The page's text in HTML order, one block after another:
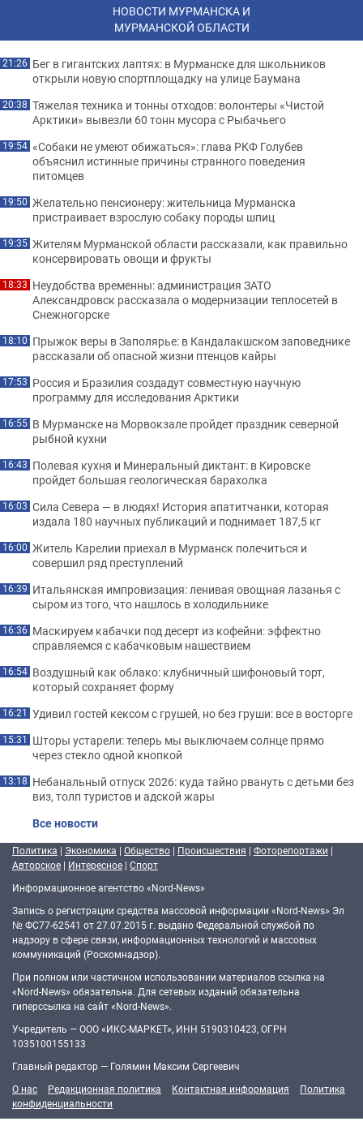
НОВОСТИ МУРМАНСКА И
МУРМАНСКОЙ ОБЛАСТИ
21:26 Бег в гигантских лаптях: в Мурманске для школьников
открыли новую спортплощадку на улице Баумана
20:38 Тяжелая техника и тонны отходов: волонтеры «Чистой
Арктики» вывезли 60 тонн мусора с Рыбачьего
19:54 «Собаки не умеют обижаться»: глава РКФ Голубев
объяснил истинные причины странного поведения
питомцев
19:50 Желательно пенсионеру: жительница Мурманска
пристраивает взрослую собаку породы шпиц
19:35 Жителям Мурманской области рассказали, как правильно
консервировать овощи и фрукты
18:33 Неудобства временны: администрация ЗАТО
Александровск рассказала о модернизации теплосетей в
Снежногорске
18:10 Прыжок веры в Заполярье: в Кандалакшском заповеднике
рассказали об опасной жизни птенцов кайры
17:53 Россия и Бразилия создадут совместную научную
программу для исследования Арктики
16:55 В Мурманске на Морвокзале пройдет праздник северной
рыбной кухни
16:43 Полевая кухня и Минеральный диктант: в Кировске
пройдет большая геологическая барахолка
16:03 Сила Севера — в людях! История апатитчанки, которая
издала 180 научных публикаций и поднимает 187,5 кг
16:00 Житель Карелии приехал в Мурманск полечиться и
совершил ряд преступлений
16:39 Итальянская импровизация: ленивая овощная лазанья с
сыром из того, что нашлось в холодильнике
16:36 Маскируем кабачки под десерт из кофейни: эффектно
справляемся с кабачковым нашествием
16:54 Воздушный как облако: клубничный шифоновый торт,
который сохраняет форму
16:21 Удивил гостей кексом с грушей, но без груши: все в восторге
15:31 Шторы устарели: теперь мы выключаем солнце прямо
через стекло одной кнопкой
13:18 Небанальный отпуск 2026: куда тайно рвануть с детьми без
виз, толп туристов и адской жары
Все новости
Политика | Экономика | Общество | Происшествия | Фоторепортажи |
Авторское | Интересное | Спорт
Информационное агентство «Nord-News»
Запись о регистрации средства массовой информации «Nord-News» Эл
№ ФС77-62541 от 27.07.2015 г. выдано Федеральной службой по
надзору в сфере связи, информационных технологий и массовых
коммуникаций (Роскомнадзор).
При полном или частичном использовании материалов ссылка на
«Nord-News» обязательна. Для сетевых изданий обязательна
гиперссылка на сайт «Nord-News».
Учредитель — ООО «ИКС-МАРКЕТ», ИНН 5190310423, ОГРН
1035100155133
Главный редактор — Голямин Максим Сергеевич
О нас
Редакционная политика Контактная информация
Политика
конфиденциальности